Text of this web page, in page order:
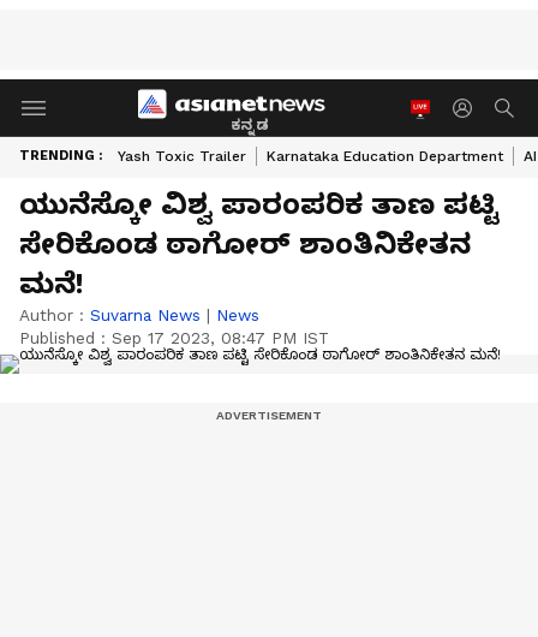
ಕನ್ನಡ
TRENDING : Yash Toxic Trailer Karnataka Education Department
ಯುನೆಸ್ಕೋ ವಿಶ್ವ ಪಾರಂಪರಿಕ ತಾಣ ಪಟ್ಟಿ
ಸೇರಿಕೊಂಡ ಠಾಗೋರ್ ಶಾಂತಿನಿಕೇತನ
ಮನೆ!
Author : Suvarna News | News
Published : Sep 17 2023, 08:47 PM IST